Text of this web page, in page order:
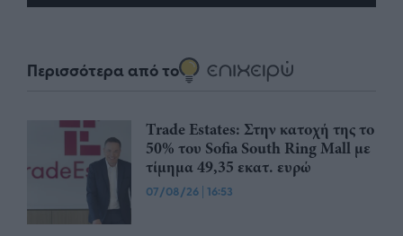
Περισσότερα από το
Trade Estates: Στην κατοχή της το
50% του Sofia South Ring Mall με
τίμημα 49,35 εκατ. ευρώ
07/08/26 | 16:53